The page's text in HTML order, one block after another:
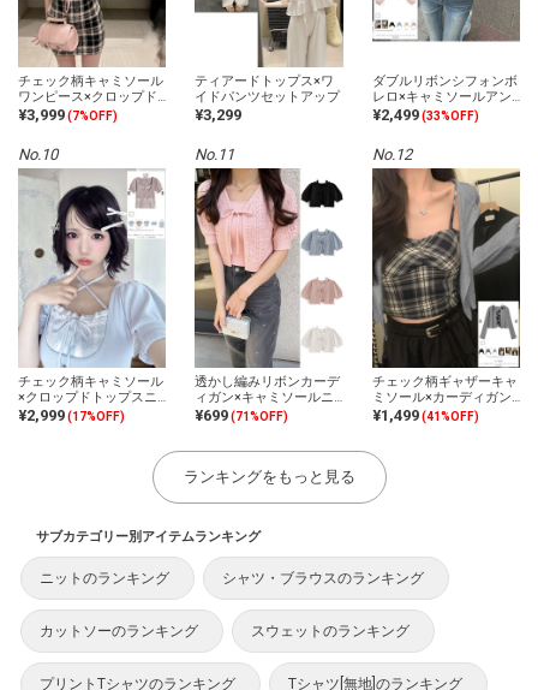
チェック柄キャミソール
ワンピース×クロップド
トップスニットアンサン
ブル
¥3,999(7%OFF)
ティアードトップス×ワ
イドパンツセットアップ
¥3,299
ダブルリボンシフォンボ
レロ×キャミソールアン
サンブル
¥2,499 (33%OFF)
No.10
チェック柄キャミソール
×クロップドトップスニ
ットアンサンブル
¥2,999(17%OFF)
No.11
透かし編みリボンカーデ
ィガン×キャミソールニ
ットアンサンブル
¥699 (71%OFF)
No.12
チェック柄ギャザーキャ
ミソール×カーディガン
アンサンブル
¥1,499 (41%OFF)
ランキングをもっと見る
サブカテゴリー別アイテムランキング
ニットのランキング シャツ・ブラウスのランキング
カットソーのランキング スウェットのランキング
プリントTシャツのランキング Tシャツ[無地]のランキング